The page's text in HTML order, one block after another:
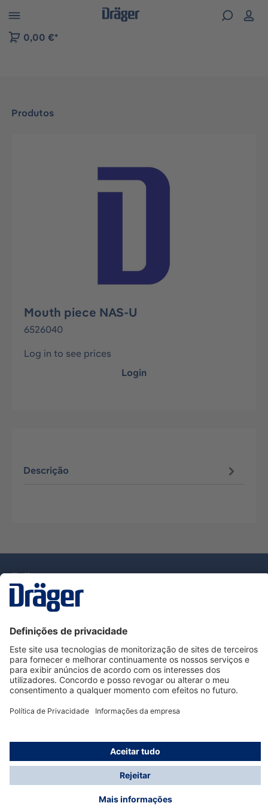
to B2B platform navigation
0,00 €*
Produtos
Ignorar galeria de imagens
Mouth piece NAS-U
6526040
Log in to see prices
Login
Descrição
Serviço de Apoio ao Cliente Dräger
Utilização da loja
Informações
© Dräger Portugal, Lda, 2024
* Todos os preços excl. IVA mais
possíveis taxas de entrega, se não for indicado o